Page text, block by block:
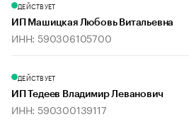
ДЕЙСТВУЕТ
ИП Машицкая Любовь Витальевна
ИНН: 590306105700
ДЕЙСТВУЕТ
ИП Тедеев Владимир Леванович
ИНН: 590300139117